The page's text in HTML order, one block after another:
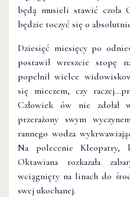
będą musieli stawić czoła
będzie toczyć się o
Dziesięć miesięcy po
postawił wreszcie stopę
popełnił wielce
się mieczem, czy
Człowiek ów nie zdołał
przerażony swym
rannego wodza
Na polecenie Kleopatry,
Oktawiana rozkazała
wciągnięty na linach do
swej ukochanej.